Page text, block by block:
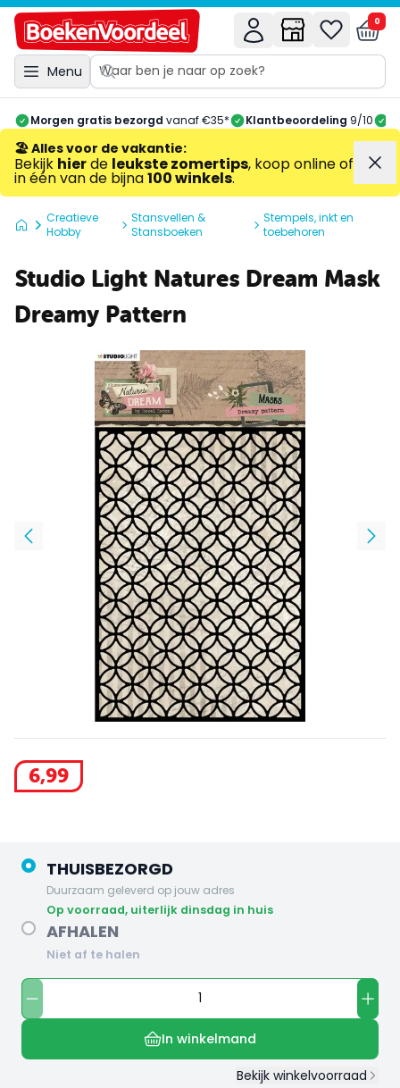
Menu
0
Morgen gratis bezorgd vanaf €35* Klantbeoordeling 9/10
🏖️ Alles voor de vakantie:
Bekijk hierde leukste zomertips, koop online of
in één van de bijna100 winkels.
Creatieve
Hobby
Stansvellen &
Stansboeken
Stempels, inkt en
toebehoren
Studio Light Natures Dream Mask
Dreamy Pattern
6,99
THUISBEZORGD
Duurzaam geleverd op jouw adres
op voorraad, uiterlijk dinsdag in huis
AFHALEN
Niet af te halen
In winkelmand
Bekijk winkelvoorraad